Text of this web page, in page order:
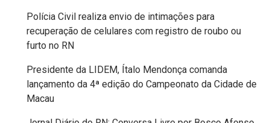
ESPORTE
EVENTOS
FAKE
Polícia Civil realiza envio de intimações para
recuperação de celulares com registro de roubo ou
furto no RN
Presidente da LIDEM, Ítalo Mendonça comanda
lançamento da 4ª edição do Campeonato da Cidade de
Macau